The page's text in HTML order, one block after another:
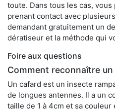
toute. Dans tous les cas,
prenant contact avec
demandant gratuitement un
dératiseur et la méthode qui
Foire aux questions
Comment reconnaître un
Un cafard est un insecte
de longues antennes. Il a un
taille de 1 à 4cm et sa